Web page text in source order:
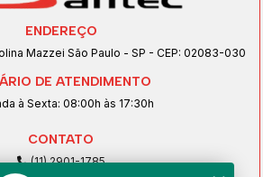
ENDEREÇO
Mazzei São Paulo - SP - CEP: 02083-030
DE ATENDIMENTO
à Sexta: 08:00h às 17:30h
CONTATO
(11) 2901-1785